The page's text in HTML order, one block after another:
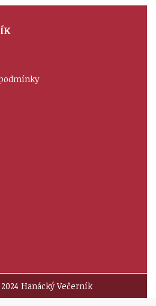
Hanácký Večerník